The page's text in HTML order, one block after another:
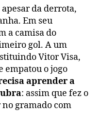
da derrota,
Em seu
a camisa do
gol. A um
Vitor Visa,
empatou o jogo
aprender a
: assim que fez o
gramado com